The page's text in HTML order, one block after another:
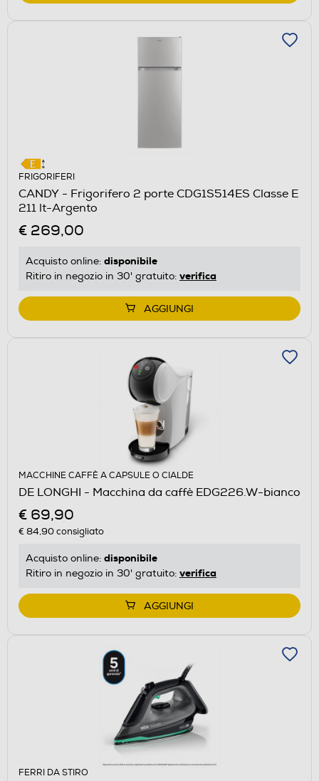
FRIGORIFERI
CANDY - Frigorifero 2 porte CDG1S514ES Classe E
211 lt-Argento
€ 269,00
Acquisto online: disponibile
Ritiro in negozio in 30' gratuito: verifica
AGGIUNGI
MACCHINE CAFFÈ A CAPSULE O CIALDE
DE LONGHI - Macchina da caffè EDG226.W-bianco
€ 69,90
€ 84,90consigliato
Acquisto online: disponibile
Ritiro in negozio in 30' gratuito: verifica
AGGIUNGI
FERRI DA STIRO